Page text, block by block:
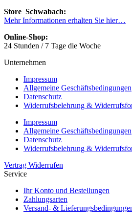
Store Schwabach:
Mehr Informationen erhalten Sie hier…
Online-Shop:
24 Stunden / 7 Tage die Woche
Unternehmen
Impressum
Allgemeine Geschäftsbedingungen
Datenschutz
Widerrufsbelehrung &
Impressum
Allgemeine Geschäftsbedingungen
Datenschutz
Widerrufsbelehrung &
Vertrag Widerrufen
Service
Ihr Konto und Bestellungen
Zahlungsarten
Versand- &